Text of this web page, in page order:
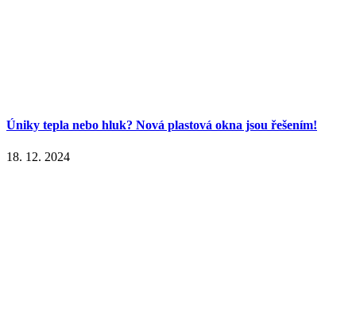
Úniky tepla nebo hluk? Nová plastová okna jsou řešením!
18. 12. 2024